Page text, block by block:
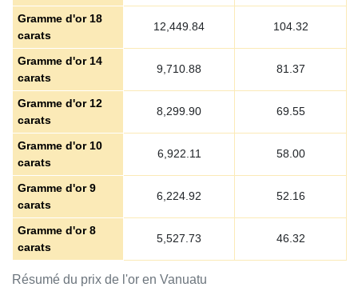
Résumé du prix de l'or en Vanuatu
Gramme d'or 18
carats
12,449.84 104.32
Gramme d'or 14
carats
9,710.88 81.37
Gramme d'or 12
carats
8,299.90 69.55
Gramme d'or 10
carats
6,922.11 58.00
Gramme d'or 9
carats
6,224.92 52.16
Gramme d'or 8
carats
5,527.73 46.32